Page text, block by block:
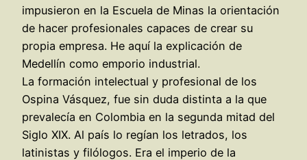
impusieron en la Escuela de Minas la orientación
de hacer profesionales capaces de crear su
propia empresa. He aquí la explicación de
Medellín como emporio industrial.
La formación intelectual y profesional de los
Ospina Vásquez, fue sin duda distinta a la que
prevalecía en Colombia en la segunda mitad del
Siglo XIX. Al país lo regían los letrados, los
latinistas y filólogos. Era el imperio de la